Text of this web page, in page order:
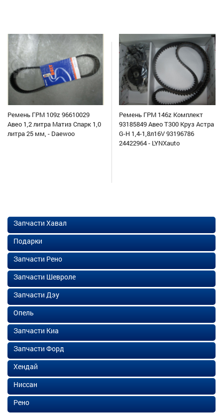
Ремень ГРМ 109z 96610029
Авео 1,2 литра Матиз Спарк 1,0
литра 25 мм, - Daewoo
Ремень ГРМ 146z Комплект
93185849 Авео Т300 Круз Астра
G-H 1,4-1,8л16V 93196786
24422964 - LYNXauto
Запчасти Хавал
Подарки
Запчасти Рено
Запчасти Шевроле
Запчасти Дэу
Опель
Запчасти Киа
Запчасти Форд
Хендай
Ниссан
Рено